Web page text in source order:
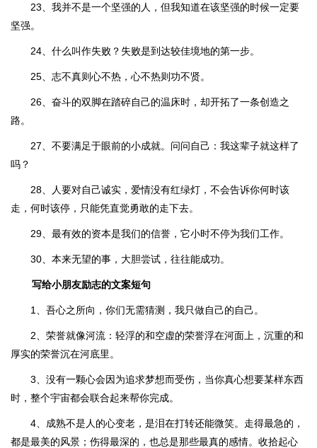
23、我并不是一个坚强的人，但我知道在该坚强的时候一定要
坚强。
24、什么叫作失败？失败是到达较佳境地的第一步。
25、志不真则心不热，心不热则功不贤。
26、奋斗的双脚在踏碎自己的温床时，却开拓了一条创造之
路。
27、不要满足于眼前的小成就。问问自己：我这辈子就这样了
吗？
28、人要对自己诚实，爱情没有红绿灯，不会告诉你何时该
走，何时该停，只能凭直觉勇敢的走下去。
29、最有效的资本是我们的信誉，它小时不停为我们工作。
30、本来无望的事，大胆尝试，往往能成功。
写给小朋友励志的文案短句
1、吾心之所向，你们无需猜测，我只做自己的自己。
2、荣誉就像河流：轻浮的和空虚的荣誉浮在河面上，沉重的和
厚实的荣誉沉在河底里。
3、没有一颗心会因为追求梦想而受伤，当你真心想要某样东西
时，整个宇宙都会联合起来帮你完成。
4、成熟不是人的心变老，是泪在打转还能微笑。走得最急的，
都是最美的风景；伤得最深的，也总是那些最真的感情。收拾起心